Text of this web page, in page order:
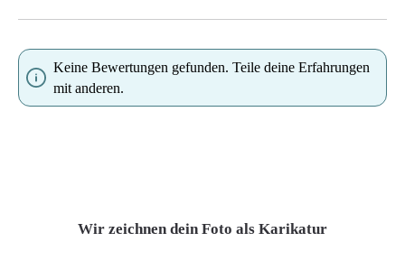
Keine Bewertungen gefunden. Teile deine Erfahrungen
mit anderen.
Wir zeichnen dein Foto als Karikatur